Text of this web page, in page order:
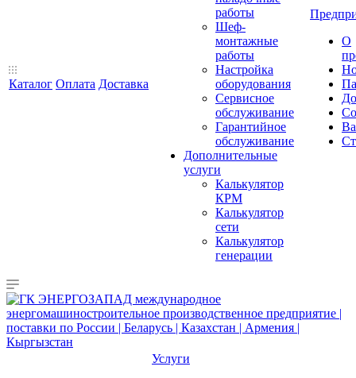
Каталог Оплата Доставка
работы
Шеф-
монтажные
работы
Настройка
оборудования
Сервисное
обслуживание
Гарантийное
обслуживание
Дополнительные
услуги
Калькулятор
КРМ
Калькулятор
сети
Калькулятор
генерации
О
Услуги